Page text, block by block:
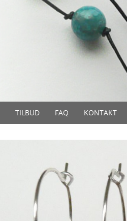
TILBUD FAQ KONTAKT